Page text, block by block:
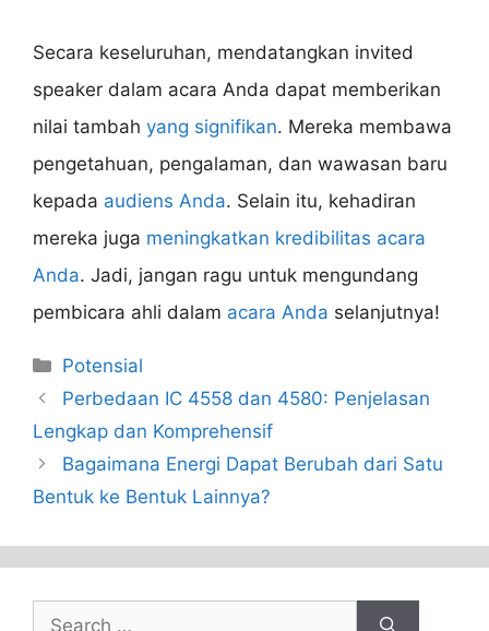
Secara keseluruhan, mendatangkan invited
speaker dalam acara Anda dapat memberikan
nilai tambah yang signifikan. Mereka membawa
pengetahuan, pengalaman, dan wawasan baru
kepada audiens Anda. Selain itu, kehadiran
mereka juga meningkatkan kredibilitas acara
Anda. Jadi, jangan ragu untuk mengundang
pembicara ahli dalam acara Anda selanjutnya!
Categories
Potensial
Perbedaan IC 4558 dan 4580: Penjelasan
Lengkap dan Komprehensif
Bagaimana Energi Dapat Berubah dari Satu
Bentuk ke Bentuk Lainnya?
Search